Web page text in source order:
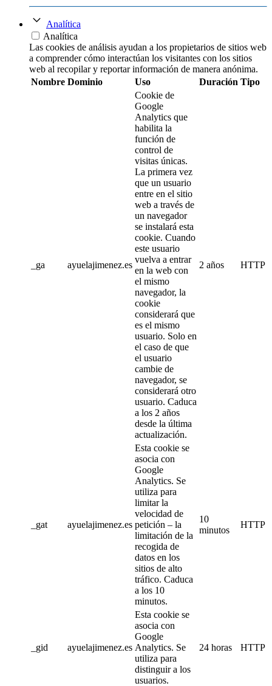
Analítica
Analítica
Las cookies de análisis ayudan a los propietarios de sitios web
a comprender cómo interactúan los visitantes con los sitios
web al recopilar y reportar información de manera anónima.
Nombre Dominio Uso Duración Tipo
_ga ayuelajimenez.es
Cookie de
Google
Analytics que
habilita la
función de
control de
visitas únicas.
La primera vez
que un usuario
entre en el sitio
web a través de
un navegador
se instalará esta
cookie. Cuando
este usuario
vuelva a entrar
en la web con
el mismo
navegador, la
cookie
considerará que
es el mismo
usuario. Solo en
el caso de que
el usuario
cambie de
navegador, se
considerará otro
usuario. Caduca
a los 2 años
desde la última
actualización.
2 años HTTP
_gat ayuelajimenez.es
Esta cookie se
asocia con
Google
Analytics. Se
utiliza para
limitar la
velocidad de
petición – la
limitación de la
recogida de
datos en los
sitios de alto
tráfico. Caduca
a los 10
minutos.
10
minutos
HTTP
_gid ayuelajimenez.es
Esta cookie se
asocia con
Google
Analytics. Se
utiliza para
distinguir a los
usuarios.
24 horas HTTP